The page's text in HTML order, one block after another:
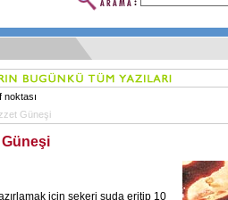
noktası
Güneşi
Güneşi
için şekeri suda eritip 10